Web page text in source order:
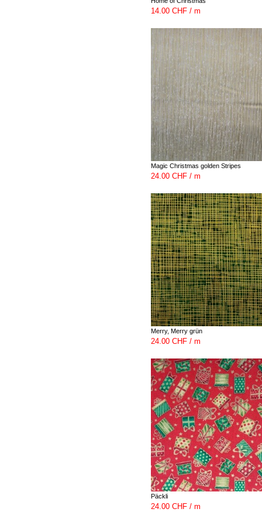
14.00 CHF / m
Magic Christmas golden Stripes
24.00 CHF / m
Merry, Merry grün
24.00 CHF / m
Päckli
24.00 CHF / m